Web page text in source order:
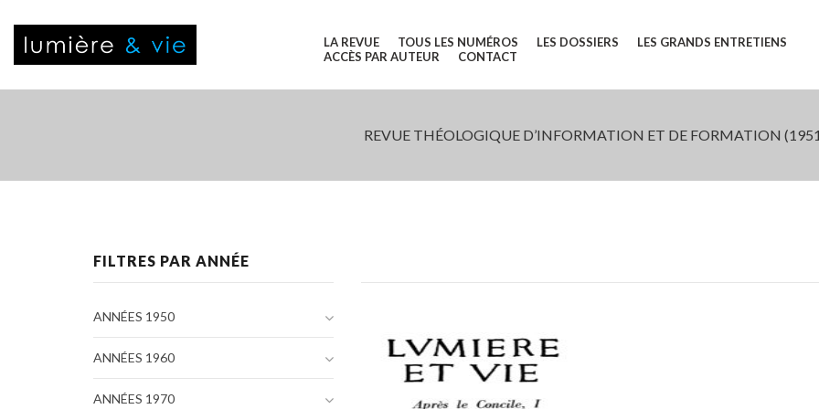
LA REVUE TOUS LES NUMÉROS LES DOSSIERS
LES GRANDS ENTRETIENS
ACCÈS PAR AUTEUR
CONTACT
REVUE THÉOLOGIQUE D’INFORMATION ET DE FORMATION
FILTRES PAR ANNÉE
ANNÉES 1950
ANNÉES 1960
ANNÉES 1970